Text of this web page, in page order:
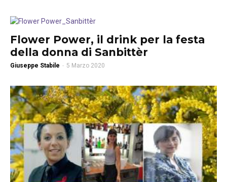
Flower Power, il drink per la festa
della donna di Sanbittèr
Giuseppe Stabile - 5 Marzo 2020